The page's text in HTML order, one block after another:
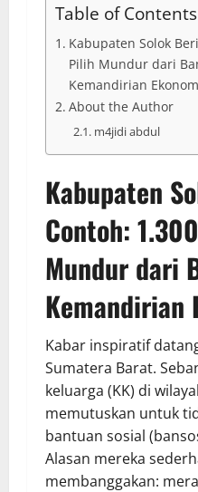
Table of Contents
Kabupaten Solok
Pilih Mundur dari
Kemandirian
About the Author
m4jidi abdul
Kabupaten
Contoh:
Mundur dari
Kemandirian
Kabar inspiratif
Sumatera Barat.
keluarga (KK) di
memutuskan untuk
bantuan sosial
Alasan mereka
membanggakan: